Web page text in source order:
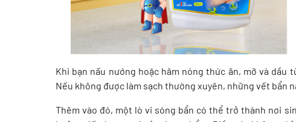
Khi bạn nấu nướng hoặc hâm nóng thức ăn, mỡ và dầu
Nếu không được làm sạch thường xuyên, những vết bẩn
Thêm vào đó, một lò vi sóng bẩn có thể trở thành nơi